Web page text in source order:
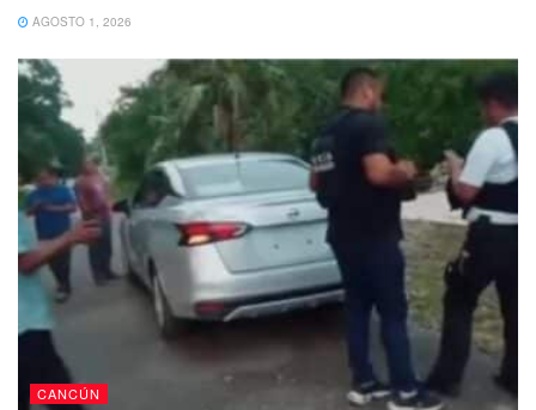
#Comenta
pic.twitter.com/vYLNC0Zt6V
— cancunaldi2 (@cancunaldi2)January 3,
2023
En tanto este miércoles 4 de enero, Jonathan habría
perdido la vida en el área de choque del IMSS de la 509.
Te Puede Interesar:
Iban por su hermana: Arrebatan la vida
de joven a balazos
AGOSTO 1, 2026
CANCÚN